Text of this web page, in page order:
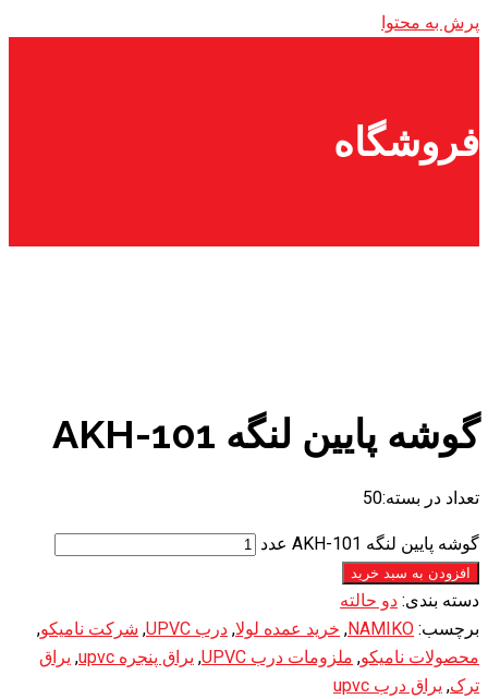
پرش به محتوا
فروشگاه
گوشه پایین لنگه AKH-101
تعداد در بسته:50
گوشه پایین لنگه AKH-101 عدد
افزودن به سبد خرید
دسته بندی: دو حالته
برچسب: NAMIKO
, خرید عمده لولا, درب UPVC , شرکت نامیکو,
محصولات نامیکو, ملزومات درب UPVC , یراق پنجره upvc , یراق
ترک, یراق درب upvc